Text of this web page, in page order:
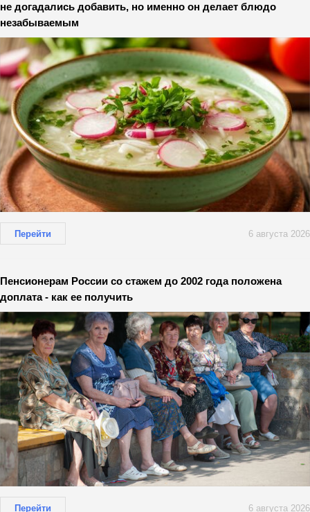
не догадались добавить, но именно он делает блюдо
незабываемым
Перейти 6 августа 2026
Пенсионерам России со стажем до 2002 года положена
доплата - как ее получить
Перейти 6 августа 2026